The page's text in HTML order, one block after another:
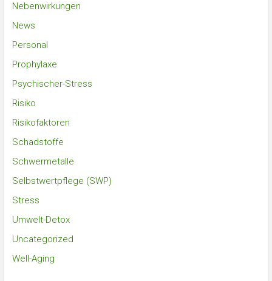
Nebenwirkungen
News
Personal
Prophylaxe
Psychischer-Stress
Risiko
Risikofaktoren
Schadstoffe
Schwermetalle
Selbstwertpflege (SWP)
Stress
Umwelt-Detox
Uncategorized
Well-Aging